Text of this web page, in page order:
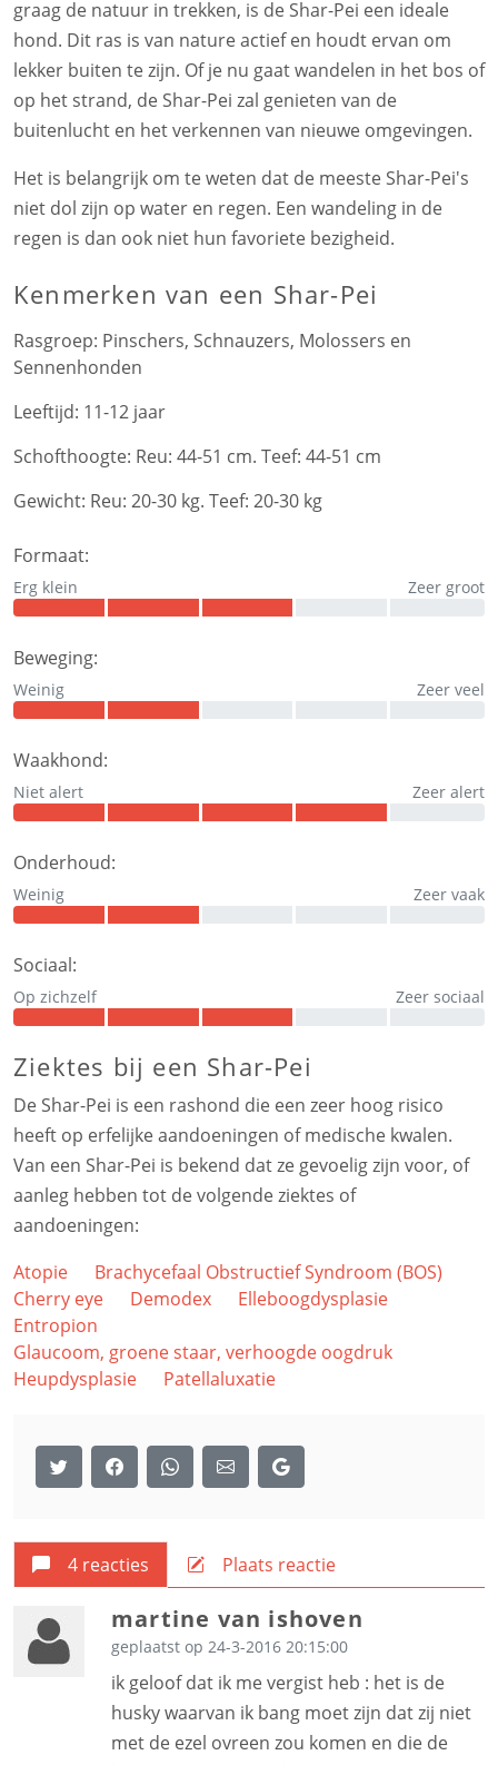
graag de natuur in trekken, is de Shar-Pei een ideale
hond. Dit ras is van nature actief en houdt ervan om
lekker buiten te zijn. Of je nu gaat wandelen in het bos of
op het strand, de Shar-Pei zal genieten van de
buitenlucht en het verkennen van nieuwe omgevingen.
Het is belangrijk om te weten dat de meeste Shar-Pei's
niet dol zijn op water en regen. Een wandeling in de
regen is dan ook niet hun favoriete bezigheid.
Kenmerken van een Shar-Pei
Rasgroep: Pinschers, Schnauzers, Molossers en
Sennenhonden
Leeftijd: 11-12 jaar
Schofthoogte: Reu: 44-51 cm. Teef: 44-51 cm
Gewicht: Reu: 20-30 kg. Teef: 20-30 kg
Formaat:
Erg klein Zeer groot
Beweging:
Weinig Zeer veel
Waakhond:
Niet alert Zeer alert
Onderhoud:
Weinig Zeer vaak
Sociaal:
Op zichzelf Zeer sociaal
Ziektes bij een Shar-Pei
De Shar-Pei is een rashond die een zeer hoog risico
heeft op erfelijke aandoeningen of medische kwalen.
Van een Shar-Pei is bekend dat ze gevoelig zijn voor, of
aanleg hebben tot de volgende ziektes of
aandoeningen:
Atopie
Brachycefaal Obstructief Syndroom (BOS)
Cherry eye
Demodex
Elleboogdysplasie
Entropion
Glaucoom, groene staar, verhoogde oogdruk
Heupdysplasie
Patellaluxatie
4 reacties Plaats reactie
martine van ishoven
geplaatst op 24-3-2016 20:15:00
ik geloof dat ik me vergist heb : het is de
husky waarvan ik bang moet zijn dat zij niet
met de ezel ovreen zou komen en die de